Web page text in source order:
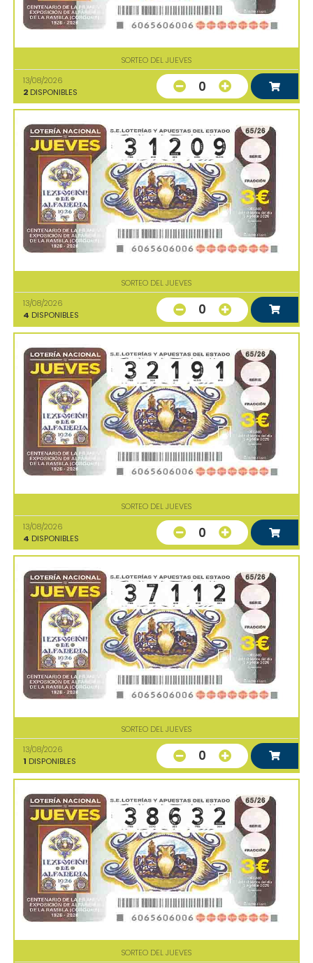
SORTEO DEL JUEVES
13/08/2026
2 DISPONIBLES 0
SORTEO DEL JUEVES
13/08/2026
4 DISPONIBLES 0
SORTEO DEL JUEVES
13/08/2026
4 DISPONIBLES 0
SORTEO DEL JUEVES
13/08/2026
1 DISPONIBLES 0
SORTEO DEL JUEVES